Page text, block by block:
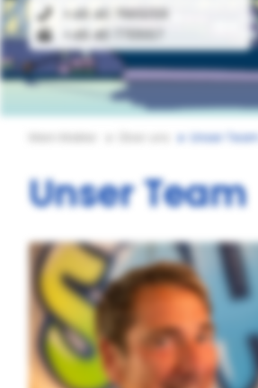
+49 40 7665159
+49 40 770557
Unser Team
Unser Team